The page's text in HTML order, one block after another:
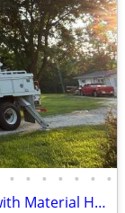
• • • • • • •
2016 Freightliner M2 61' Bucket Truck with Material Handler